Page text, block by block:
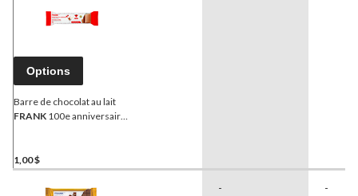
Options
Barre de chocolat au lait
FRANK 100e anniversaire
1,00 $
- -